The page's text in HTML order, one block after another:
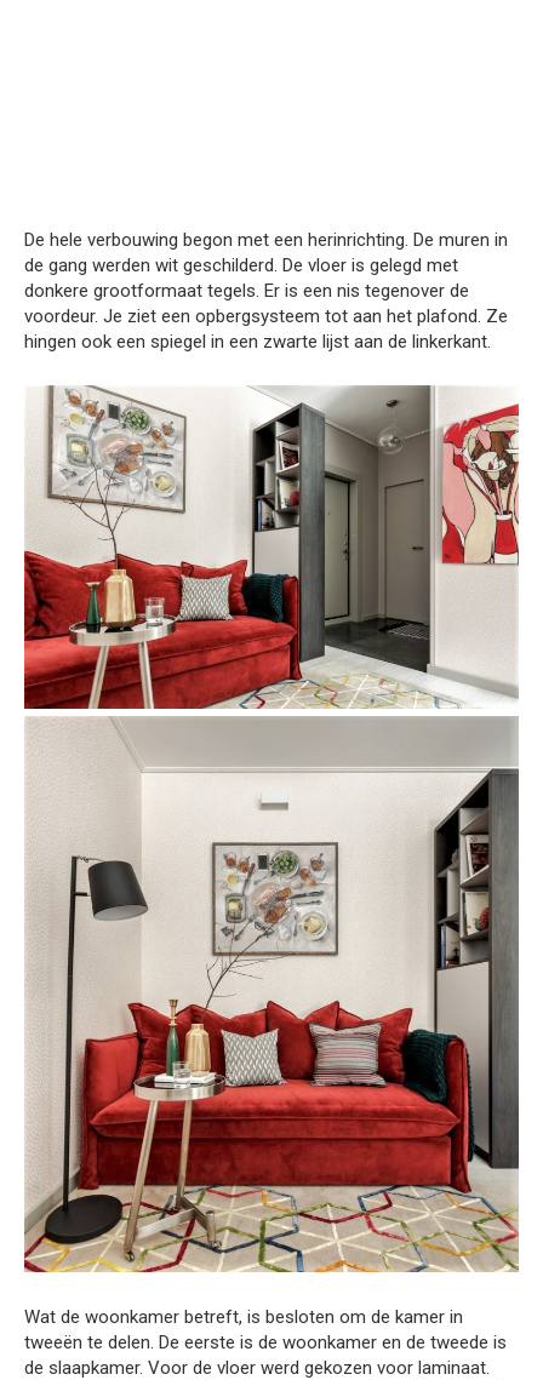
De hele verbouwing begon met een herinrichting. De muren in
de gang werden wit geschilderd. De vloer is gelegd met
donkere grootformaat tegels. Er is een nis tegenover de
voordeur. Je ziet een opbergsysteem tot aan het plafond. Ze
hingen ook een spiegel in een zwarte lijst aan de linkerkant.
Wat de woonkamer betreft, is besloten om de kamer in
tweeën te delen. De eerste is de woonkamer en de tweede is
de slaapkamer. Voor de vloer werd gekozen voor laminaat.